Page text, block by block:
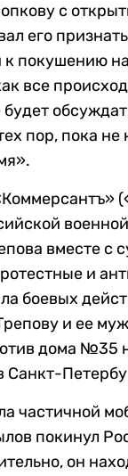
с
его
к покушению
все
будет
пор, пока не
вместе с
и
боевых
и ее
дома №35
Санкт-
частичной
покинул
он